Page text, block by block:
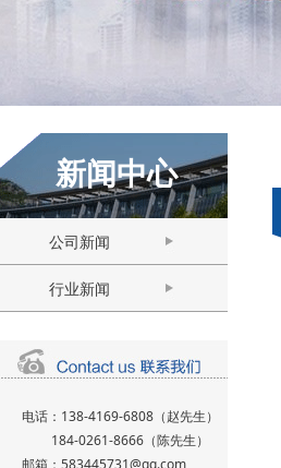
新闻中心
公司新闻
行业新闻
电话：138-4169-6808（赵先生）
184-0261-8666（陈先生）
邮箱：583445731@qq.com